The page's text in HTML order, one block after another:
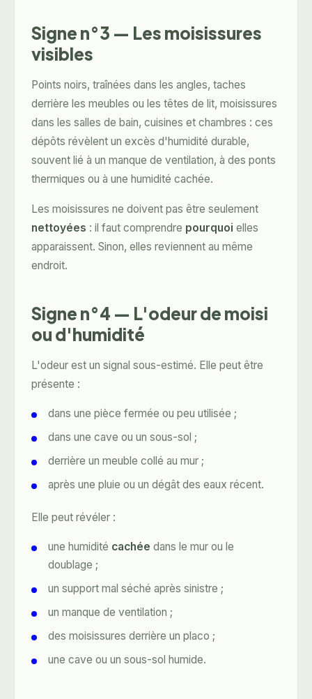
Signe n°3 — Les moisissures
visibles
Points noirs, traînées dans les angles, taches
derrière les meubles ou les têtes de lit, moisissures
dans les salles de bain, cuisines et chambres : ces
dépôts révèlent un excès d'humidité durable,
souvent lié à un manque de ventilation, à des ponts
thermiques ou à une humidité cachée.
Les moisissures ne doivent pas être seulement
nettoyées : il faut comprendre pourquoi elles
apparaissent. Sinon, elles reviennent au même
endroit.
Signe n°4 — L'odeur de moisi
ou d'humidité
L'odeur est un signal sous-estimé. Elle peut être
présente :
dans une pièce fermée ou peu utilisée ;
dans une cave ou un sous-sol ;
derrière un meuble collé au mur ;
après une pluie ou un dégât des eaux récent.
Elle peut révéler :
une humidité cachée dans le mur ou le
doublage ;
un support mal séché après sinistre ;
un manque de ventilation ;
des moisissures derrière un placo ;
une cave ou un sous-sol humide.